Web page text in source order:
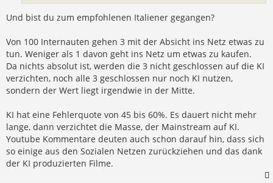
Und bist du zum empfohlenen Italiener gegangen?
Von 100 Internauten gehen 3 mit der Absicht ins Netz etwas zu
tun. Weniger als 1 davon geht ins Netz um etwas zu kaufen.
Da nichts absolut ist, werden die 3 nicht geschlossen auf die KI
verzichten, noch alle 3 geschlossen nur noch KI nutzen,
sondern der Wert liegt irgendwie in der Mitte.
KI hat eine Fehlerquote von 45 bis 60%. Es dauert nicht mehr
lange, dann verzichtet die Masse, der Mainstream auf KI.
Youtube Kommentare deuten auch schon darauf hin, dass sich
so einige aus den Sozialen Netzen zurückziehen und das dank
der KI produzierten Filme.